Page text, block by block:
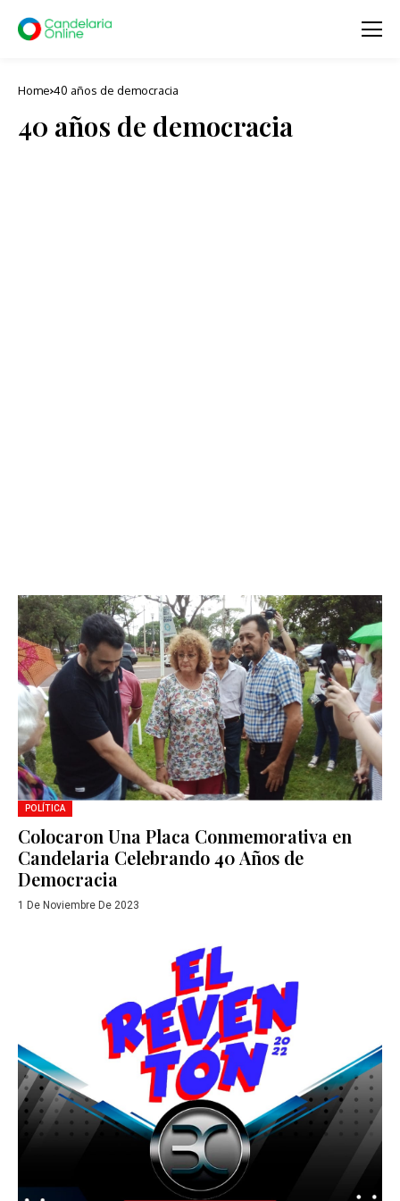
Home 40 años de democracia
40 años de democracia
POLÍTICA
Colocaron Una Placa Conmemorativa en
Candelaria Celebrando 40 Años de
Democracia
1 De Noviembre De 2023